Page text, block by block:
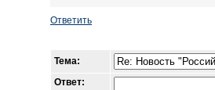
Ответить
Тема:
Ответ: